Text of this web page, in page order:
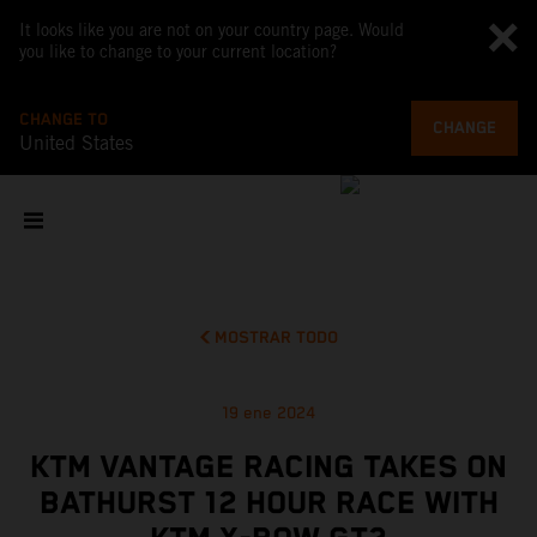
It looks like you are not on your country page. Would
you like to change to your current location?
CHANGE TO
United States
CHANGE
MOSTRAR TODO
19 ene 2024
KTM VANTAGE RACING TAKES ON
BATHURST 12 HOUR RACE WITH